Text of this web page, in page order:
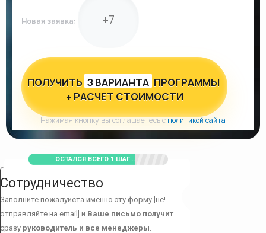
Новая заявка:
ПОЛУЧИТЬ З ВАРИАНТА ПРОГРАММЫ
+ РАСЧЕТ СТОИМОСТИ
Нажимая кнопку вы соглашаетесь сполитикой сайта
ОСТАЛСЯ ВСЕГО 1 ШАГ...
Сотрудничество
Заполните пожалуйста именно эту форму [не!
отправляйте на email] и Ваше письмо получит
сразу руководитель и все менеджеры.